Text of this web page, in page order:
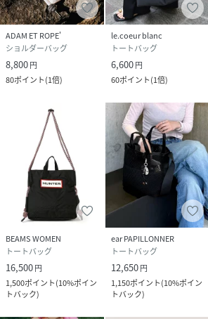
素材
ブラック（01）：本体：
ロン ライニング：100%
サイズ
( EUX36180-01-099
ADAM ET ROPE'
ショルダーバッグ
8,800円
80ポイント(1倍)
le.coeur blanc
トートバッグ
6,600円
60ポイント(1倍)
BEAMS WOMEN
トートバッグ
16,500円
1,500ポイント(10%ポイン
トバック)
ear PAPILLONNER
トートバッグ
12,650円
1,150ポイント(10%ポイン
トバック)